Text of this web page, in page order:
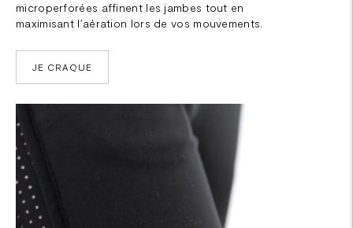
microperforées affinent les jambes tout en
maximisant l’aération lors de vos mouvements.
JE CRAQUE